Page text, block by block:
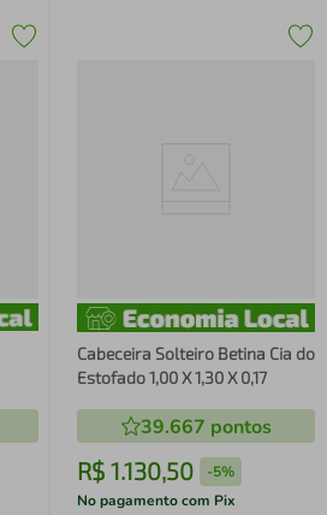
Cabeceira Solteiro Betina Cia do
Estofado 1,00 X 1,30 X 0,17
39.667 pontos
R$ 1.130,50 -5%
No pagamento com Pix